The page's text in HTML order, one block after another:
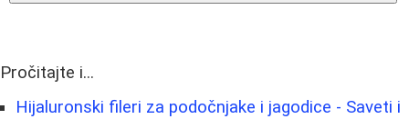
Pročitajte i...
Hijaluronski fileri za podočnjake i jagodice - Saveti i